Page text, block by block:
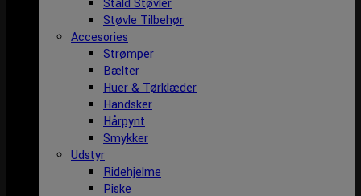
Stald Støvler
Støvle Tilbehør
Accesories
Strømper
Bælter
Huer & Tørklæder
Handsker
Hårpynt
Smykker
Udstyr
Ridehjelme
Piske